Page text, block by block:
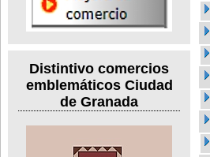
Distintivo comercios
emblemáticos Ciudad
de Granada